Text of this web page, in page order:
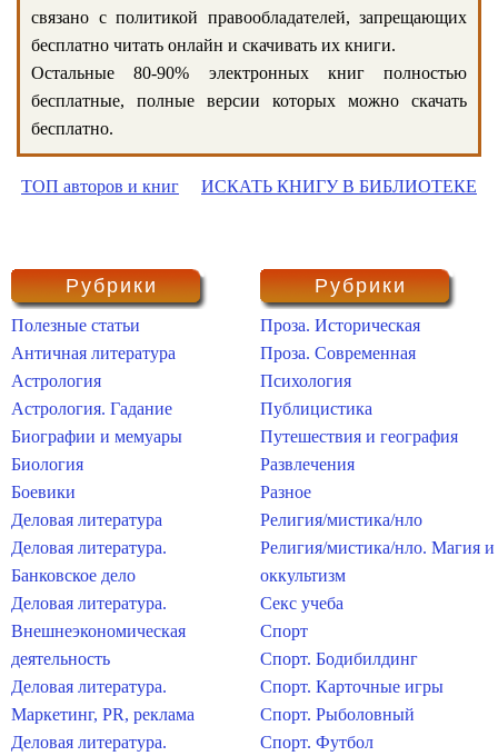
связано с политикой правообладателей, запрещающих
бесплатно читать онлайн и скачивать их книги.
Остальные 80-90% электронных книг полностью
бесплатные, полные версии которых можно скачать
бесплатно.
ТОП авторов и книг ИСКАТЬ КНИГУ В БИБЛИОТЕКЕ
Рубрики
Полезные статьи
Античная литература
Астрология
Астрология. Гадание
Биографии и мемуары
Биология
Боевики
Деловая литература
Деловая литература.
Банковское дело
Деловая литература.
Внешнеэкономическая
деятельность
Деловая литература.
Маркетинг, PR, реклама
Деловая литература.
Рубрики
Проза. Историческая
Проза. Современная
Психология
Публицистика
Путешествия и география
Развлечения
Разное
Религия/мистика/нло
Религия/мистика/нло. Магия и
оккультизм
Секс учеба
Спорт
Спорт. Бодибилдинг
Спорт. Карточные игры
Спорт. Рыболовный
Спорт. Футбол